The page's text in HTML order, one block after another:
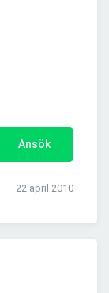
Ansök
22 april 2010